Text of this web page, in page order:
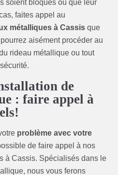
soient bloqués ou que leur
faites appel au
métalliques à Cassis que
aisément procéder au
rideau métallique ou tout
de
: faire appel à
problème avec votre
de faire appel à nos
à Cassis. Spécialisés dans le
nous vous ferons